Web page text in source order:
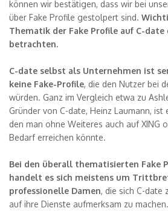
können wir bestätigen, dass wir bei
über Fake Profile gestolpert sind.
Thematik der Fake Profile auf C-
betrachten.
C-date selbst als Unternehmen ist
keine Fake-Profile, die den Nutzer bei
würden. Ganz im Vergleich etwa zu
Gründer von C-date, Heinz Laumann, ist
den man ohne Weiteres auch auf XING
Bedarf erreichen könnte.
Bei den überall thematisierten Fake
handelt es sich meistens um
professionelle Damen, die sich C-date
auf ihre Dienste aufmerksam zu machen.